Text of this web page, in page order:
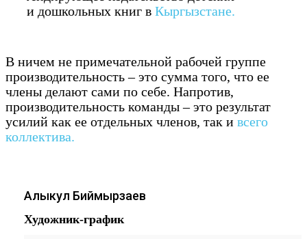
и дошкольных книг вКыргызстане.
В ничем не примечательной рабочей группе
производительность – это сумма того, что ее
члены делают сами по себе. Напротив,
производительность команды – это результат
усилий как ее отдельных членов, так и всего
коллектива.
Алыкул Биймырзаев
Художник-график